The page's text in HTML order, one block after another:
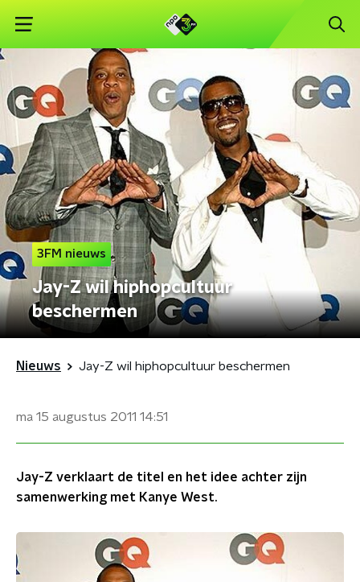
3FM nieuws
Jay-Z wil hiphopcultuur
beschermen
Nieuws Jay-Z wil hiphopcultuur beschermen
ma 15 augustus 2011 14:51
Jay-Z verklaart de titel en het idee achter zijn
samenwerking met Kanye West.